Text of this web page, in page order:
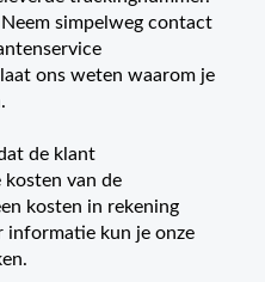
simpelweg contact
ons weten waarom je
de klant
van de
kosten in rekening
informatie kun je onze